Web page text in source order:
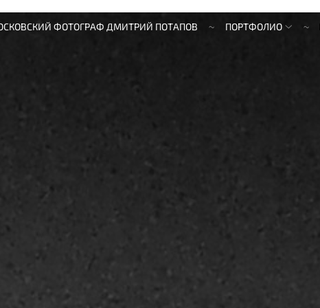
ФОТОГРАФ ДМИТРИЙ ПОТАПОВ ПОРТФОЛИО